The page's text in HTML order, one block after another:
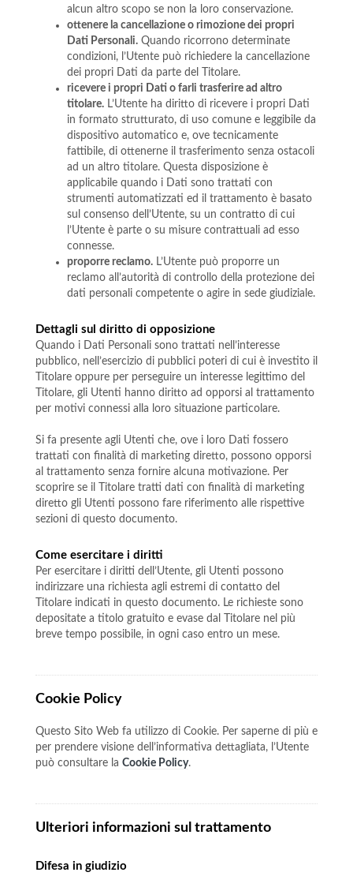
alcun altro scopo se non la loro conservazione.
ottenere la cancellazione o rimozione dei propri
Dati Personali.Quando ricorrono determinate
condizioni, l’Utente può richiedere la cancellazione
dei propri Dati da parte del Titolare.
ricevere i propri Dati o farli trasferire ad altro
titolare.L’Utente ha diritto di ricevere i propri Dati
in formato strutturato, di uso comune e leggibile da
dispositivo automatico e, ove tecnicamente
fattibile, di ottenerne il trasferimento senza ostacoli
ad un altro titolare. Questa disposizione è
applicabile quando i Dati sono trattati con
strumenti automatizzati ed il trattamento è basato
sul consenso dell’Utente, su un contratto di cui
l’Utente è parte o su misure contrattuali ad esso
connesse.
proporre reclamo.L’Utente può proporre un
reclamo all’autorità di controllo della protezione dei
dati personali competente o agire in sede giudiziale.
Dettagli sul diritto di opposizione
Quando i Dati Personali sono trattati nell’interesse
pubblico, nell’esercizio di pubblici poteri di cui è investito il
Titolare oppure per perseguire un interesse legittimo del
Titolare, gli Utenti hanno diritto ad opporsi al trattamento
per motivi connessi alla loro situazione particolare.
Si fa presente agli Utenti che, ove i loro Dati fossero
trattati con finalità di marketing diretto, possono opporsi
al trattamento senza fornire alcuna motivazione. Per
scoprire se il Titolare tratti dati con finalità di marketing
diretto gli Utenti possono fare riferimento alle rispettive
sezioni di questo documento.
Come esercitare i diritti
Per esercitare i diritti dell’Utente, gli Utenti possono
indirizzare una richiesta agli estremi di contatto del
Titolare indicati in questo documento. Le richieste sono
depositate a titolo gratuito e evase dal Titolare nel più
breve tempo possibile, in ogni caso entro un mese.
Cookie Policy
Questo Sito Web fa utilizzo di Cookie. Per saperne di più e
per prendere visione dell’informativa dettagliata, l’Utente
può consultare la Cookie Policy.
Ulteriori informazioni sul trattamento
Difesa in giudizio